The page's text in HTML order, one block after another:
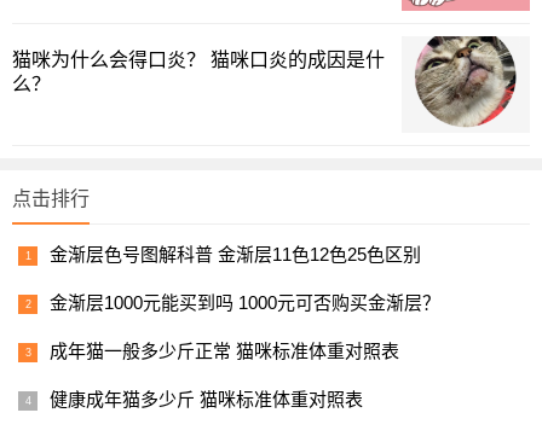
猫咪为什么会得口炎？ 猫咪口炎的成因是什
么？
点击排行
金渐层色号图解科普 金渐层11色12色25色区别
金渐层1000元能买到吗 1000元可否购买金渐层？
成年猫一般多少斤正常 猫咪标准体重对照表
健康成年猫多少斤 猫咪标准体重对照表